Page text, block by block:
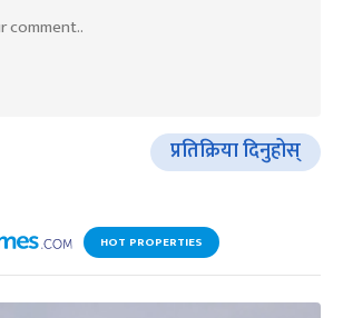
प्रतिक्रिया दिनुहोस्
HOT PROPERTIES